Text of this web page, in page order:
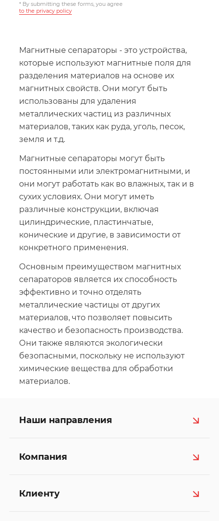
* By submitting these forms, you agree
to the privacy policy
Магнитные сепараторы - это устройства,
которые используют магнитные поля для
разделения материалов на основе их
магнитных свойств. Они могут быть
использованы для удаления
металлических частиц из различных
материалов, таких как руда, уголь, песок,
земля и т.д.
Магнитные сепараторы могут быть
постоянными или электромагнитными, и
они могут работать как во влажных, так и в
сухих условиях. Они могут иметь
различные конструкции, включая
цилиндрические, пластинчатые,
конические и другие, в зависимости от
конкретного применения.
Основным преимуществом магнитных
сепараторов является их способность
эффективно и точно отделять
металлические частицы от других
материалов, что позволяет повысить
качество и безопасность производства.
Они также являются экологически
безопасными, поскольку не используют
химические вещества для обработки
материалов.
Наши направления
Компания
Клиенту